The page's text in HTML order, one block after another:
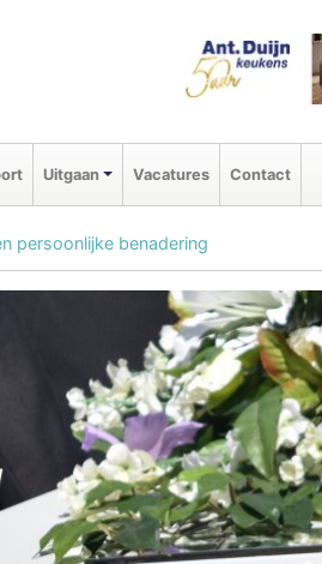
Uitgaan Vacatures Contact
persoonlijke benadering